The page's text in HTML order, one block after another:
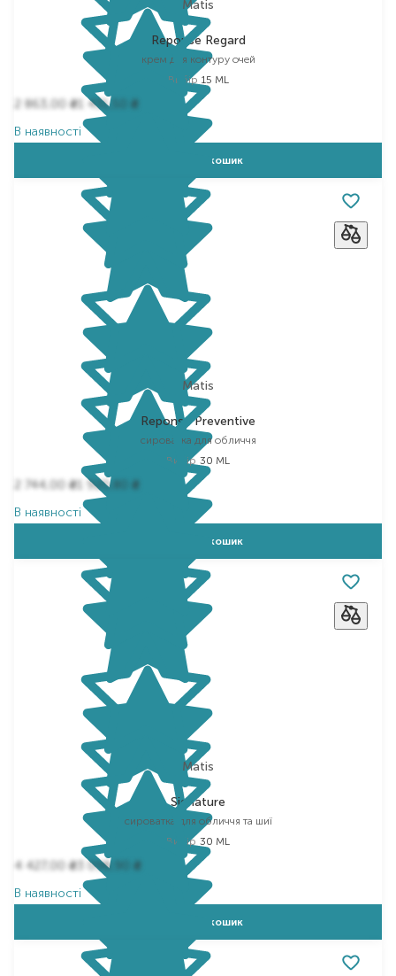
Matis
Reponse Regard
крем для контуру очей
Вибір 15 ML
2 863,00₴1 431,50
₴
В наявності
Додати в кошик
Matis
Reponse Preventive
сироватка для обличчя
Вибір 30 ML
2 744,00₴1 920,80
₴
В наявності
Додати в кошик
Matis
Signature
сироватка для обличчя та шиї
Вибір 30 ML
4 427,00₴ 3 098,90
₴
В наявності
Додати в кошик